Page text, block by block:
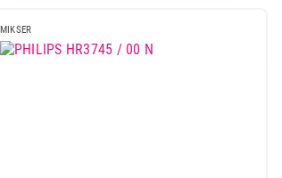
MIKSER